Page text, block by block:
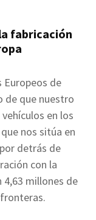
fabricación
Europeos de
de que nuestro
en los
nos sitúa en
detrás de
con la
4,63 millones de